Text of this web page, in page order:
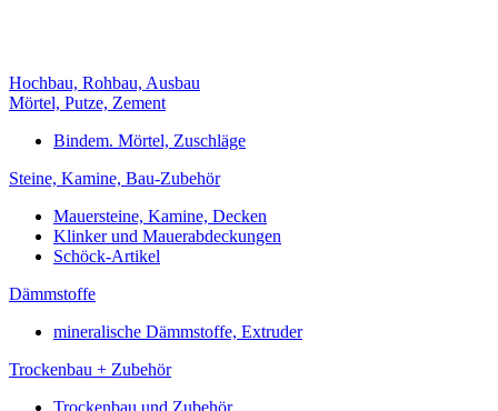
Hochbau, Rohbau, Ausbau
Mörtel, Putze, Zement
Bindem. Mörtel, Zuschläge
Steine, Kamine, Bau-Zubehör
Mauersteine, Kamine, Decken
Klinker und Mauerabdeckungen
Schöck-Artikel
Dämmstoffe
mineralische Dämmstoffe, Extruder
Trockenbau + Zubehör
Trockenbau und Zubehör